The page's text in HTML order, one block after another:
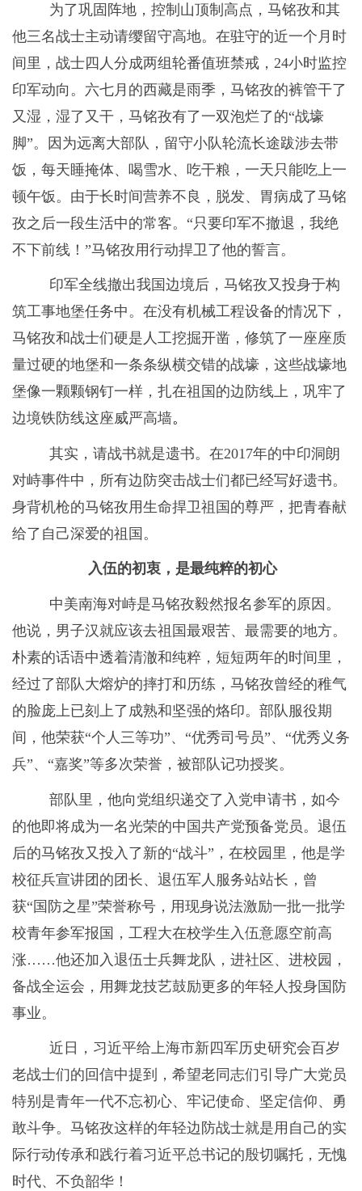
为了巩固阵地，控制山顶制高点，马铭孜和其
他三名战士主动请缨留守高地。在驻守的近一个月时
间里，战士四人分成两组轮番值班禁戒， 24小时监控
印军动向。六七月的西藏是雨季，马铭孜的裤管干了
又湿，湿了又干，马铭孜有了一双泡烂了的“战壕
脚”。因为远离大部队，留守小队轮流长途跋涉去带
饭，每天睡掩体、喝雪水、吃干粮，一天只能吃上一
顿午饭。由于长时间营养不良，脱发、胃病成了马铭
孜之后一段生活中的常客。“只要印军不撤退，我绝
不下前线！”马铭孜用行动捍卫了他的誓言。
印军全线撤出我国边境后，马铭孜又投身于构
筑工事地堡任务中。在没有机械工程设备的情况下，
马铭孜和战士们硬是人工挖掘开凿，修筑了一座座质
量过硬的地堡和一条条纵横交错的战壕，这些战壕地
堡像一颗颗钢钉一样，扎在祖国的边防线上，巩牢了
边境铁防线这座威严高墙。
其实，请战书就是遗书。在2017年的中印洞朗
对峙事件中，所有边防突击战士们都已经写好遗书。
身背机枪的马铭孜用生命捍卫祖国的尊严，把青春献
给了自己深爱的祖国。
入伍的初衷，是最纯粹的初心
中美南海对峙是马铭孜毅然报名参军的原因。
他说，男子汉就应该去祖国最艰苦、最需要的地方。
朴素的话语中透着清澈和纯粹，短短两年的时间里，
经过了部队大熔炉的摔打和历练，马铭孜曾经的稚气
的脸庞上已刻上了成熟和坚强的烙印。部队服役期
间，他荣获“个人三等功”、“优秀司号员”、“优秀义务
兵”、“嘉奖”等多次荣誉，被部队记功授奖。
部队里，他向党组织递交了入党申请书，如今
的他即将成为一名光荣的中国共产党预备党员。退伍
后的马铭孜又投入了新的“战斗”，在校园里，他是学
校征兵宣讲团的团长、退伍军人服务站站长，曾
获“国防之星”荣誉称号， 用现身说法激励一批一批学
校青年参军报国， 工程大在校学生入伍意愿空前高
涨……他还加入退伍士兵舞龙队，进社区、进校园，
备战全运会，用舞龙技艺鼓励更多的年轻人投身国防
事业。
近日，习近平给上海市新四军历史研究会百岁
老战士们的回信中提到，希望老同志们引导广大党员
特别是青年一代不忘初心、牢记使命、坚定信仰、勇
敢斗争。马铭孜这样的年轻边防战士就是用自己的实
际行动传承和践行着习近平总书记的殷切嘱托，无愧
时代、不负韶华！